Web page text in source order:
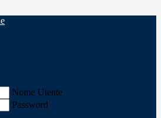
Nome Utente
Password